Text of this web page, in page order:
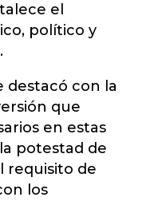
el
político y
destacó con la
que
en estas
potestad de
requisito de
los